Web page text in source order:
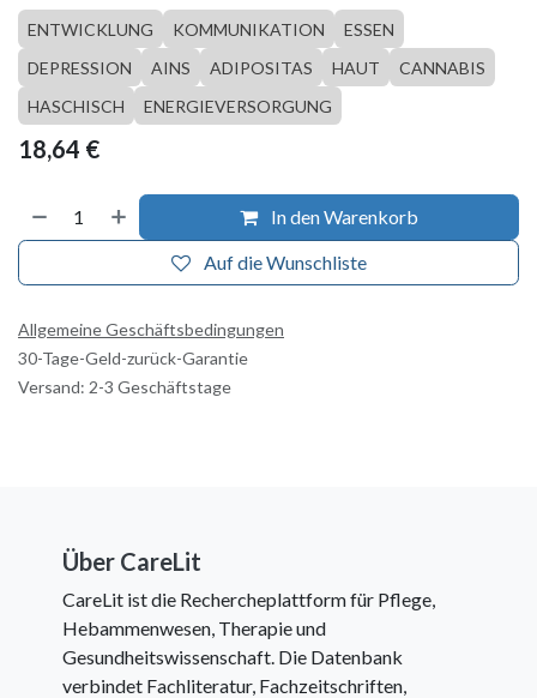
ENTWICKLUNG KOMMUNIKATION
ESSEN
DEPRESSION
AINS ADIPOSITAS HAUT
CANNABIS
HASCHISCH
ENERGIEVERSORGUNG
18,64 €
In den Warenkorb
Auf die Wunschliste
Allgemeine Geschäftsbedingungen
30-Tage-Geld-zurück-Garantie
Versand: 2-3 Geschäftstage
Über CareLit
CareLit ist die Rechercheplattform für Pflege,
Hebammenwesen, Therapie und
Gesundheitswissenschaft. Die Datenbank
verbindet Fachliteratur, Fachzeitschriften,